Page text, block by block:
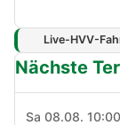
Live-HVV-
Nächste
Sa 08.08.